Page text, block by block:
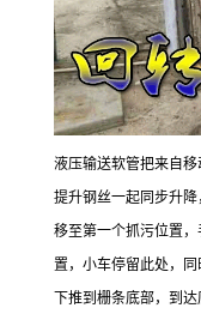
液压输送软管把来自
提升钢丝一起同步升
移至第一个抓污位置
置，小车停留此处，
下推到栅条底部，到